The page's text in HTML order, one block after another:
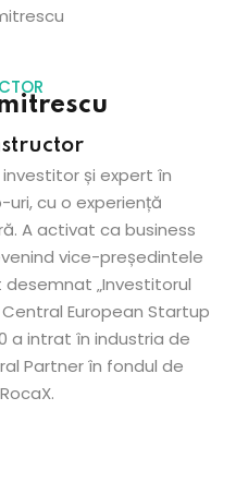
și expert în
cu o experiență
A activat ca business
vice-președintele
desemnat „Investitorul
European Startup
a intrat în industria de
Partner în fondul de